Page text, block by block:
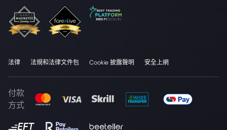
法律 法規和法律文件包 Cookie 披露聲明 安全上網
付款
方式